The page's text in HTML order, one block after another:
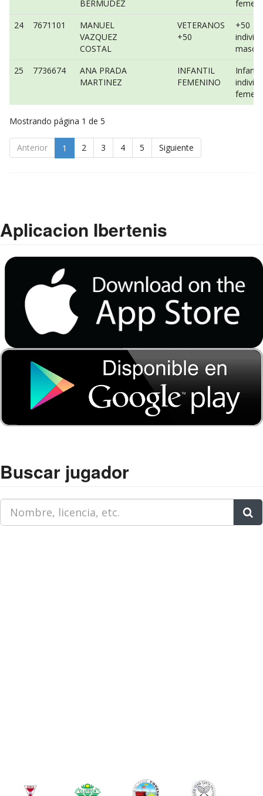
BERMÚDEZ
24
7671101
MANUEL
VAZQUEZ
COSTAL
VETERANOS
+50
+50
25
7736674
ANA PRADA
MARTINEZ
INFANTIL
FEMENINO
Infantil
Mostrando página 1 de 5
Anterior 1 2 3 4 5 Siguiente
Aplicacion Ibertenis
Buscar jugador